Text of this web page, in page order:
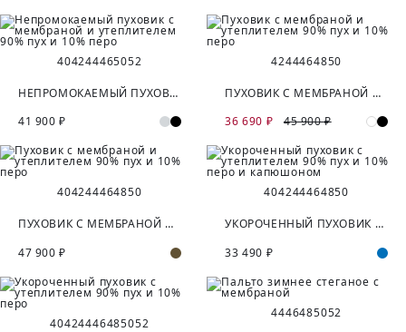
404244465052
НЕПРОМОКАЕМЫЙ ПУХОВИК С МЕМБРАНОЙ И УТЕПЛИТЕЛЕМ 90% ПУХ И 10% ПЕРО
41 900 ₽
4244464850
ПУХОВИК С МЕМБРАНОЙ И УТЕПЛИТЕЛЕМ 90% ПУХ И 10% ПЕРО
36 690 ₽
45 900 ₽
404244464850
ПУХОВИК С МЕМБРАНОЙ И УТЕПЛИТЕЛЕМ 90% ПУХ И 10% ПЕРО
47 900 ₽
404244464850
УКОРОЧЕННЫЙ ПУХОВИК С УТЕПЛИТЕЛЕМ 90% ПУХ И 10% ПЕРО И КАПЮШОНОМ
33 490 ₽
40424446485052
4446485052